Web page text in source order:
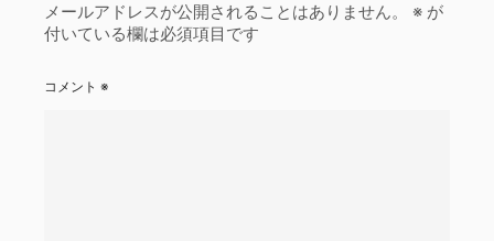
メールアドレスが公開されることはありません。 ※ が
付いている欄は必須項目です
コメント ※